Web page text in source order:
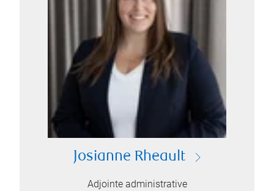
Josianne Rheault
Adjointe administrative